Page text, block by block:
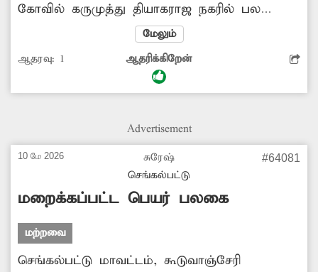
கோவில் கருமுத்து தியாகராஜ நகரில் பல
மாதங்களாக ரோடு போடுவதற்கு
தோண்டிபோடப்பபட்ட சாலை பள்ளங்குழியாக
காட்சியளிப்பதை படத்தில் காணலாம் .
விரையில் சம்பந்தப்பட்ட பஞ்சாயத்து நிர்வாகம்
மேலும்
ஆதரவு: 1 ஆதரிக்கிறேன்
Advertisement
10 மே 2026
சுரேஷ்
செங்கல்பட்டு
#64081
மறைக்கப்பட்ட பெயர் பலகை
மற்றவை
செங்கல்பட்டு மாவட்டம், கூடுவாஞ்சேரி